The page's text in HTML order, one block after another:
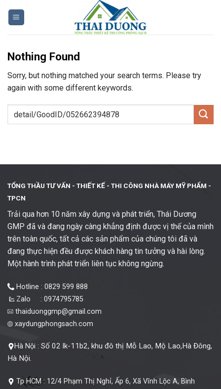
Nothing Found
Sorry, but nothing matched your search terms. Please try
again with some different keywords.
TỔNG THẦU TƯ VẤN - THIẾT KẾ - THI CÔNG NHÀ MÁY MỸ PHẨM -
TPCN
Trải qua hơn 10 năm xây dựng và phát triển, Thái Dương
GMP đã và đang ngày càng khẳng định được vị thế của mình
trên toàn quốc, tất cả các sản phẩm của chúng tôi đã và
đang thực hiện đều được khách hàng tin tưởng và hài lòng.
Một hành trình phát triển liên tục không ngừng.
Hotline : 0829 599 888
Zalo : 0974795785
thaiduonggmp@gmail.com
xaydungphongsach.com
Hà Nội : Số 02 lk-11b2, khu đô thị Mỗ Lao, Mộ Lao,Hà Đông,
Hà Nội.
Tp HCM : 12/4 Phạm Thị Nghỉ, Ấp 6, Xã Vĩnh Lộc A, Bình